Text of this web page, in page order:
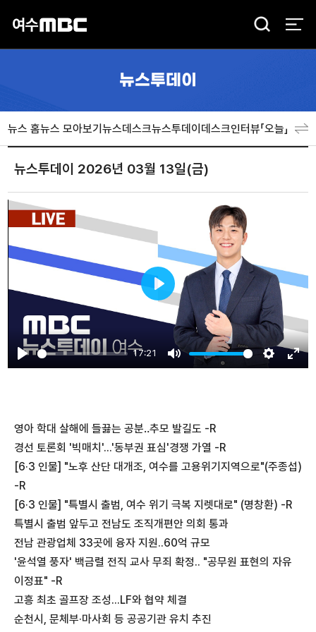
검
뉴스투데이
뉴스 홈뉴스 모아보기뉴스데스크뉴스투데이데스크인터뷰「오늘」 분야
뉴스투데이 2026년 03월 13일(금)
Play
17:21
Mute Settings
Play
영아 학대 살해에 들끓는 공분‥추모 발길도 -R
경선 토론회 '빅매치'...'동부권 표심'경쟁 가열 -R
[6·3 인물] "노후 산단 대개조, 여수를 고용위기지역으로"(주종섭)
-R
[6·3 인물] "특별시 출범, 여수 위기 극복 지렛대로" (명창환) -R
특별시 출범 앞두고 전남도 조직개편안 의회 통과
전남 관광업체 33곳에 융자 지원..60억 규모
'윤석열 풍자' 백금렬 전직 교사 무죄 확정.. "공무원 표현의 자유
이정표" -R
고흥 최초 골프장 조성...LF와 협약 체결
순천시, 문체부·마사회 등 공공기관 유치 추진